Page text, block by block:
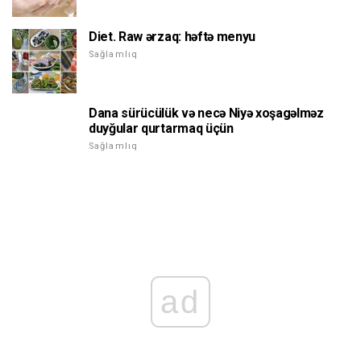
Diet. Raw ərzaq: həftə menyu
Sağlamlıq
Dana sürücülük və necə Niyə xoşagəlməz
duyğular qurtarmaq üçün
Sağlamlıq
ad